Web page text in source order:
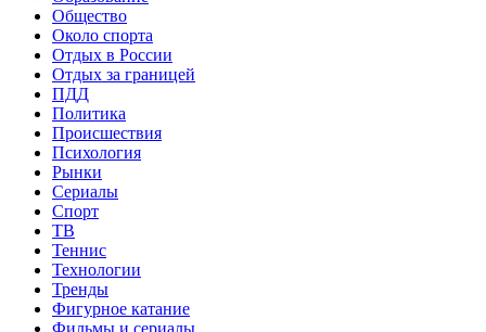
Общество
Около спорта
Отдых в России
Отдых за границей
ПДД
Политика
Происшествия
Психология
Рынки
Сериалы
Спорт
ТВ
Теннис
Технологии
Тренды
Фигурное катание
Фильмы и сериалы